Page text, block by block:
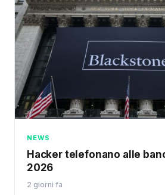
NEWS
Hacker telefonano alle
2026
2 giorni fa